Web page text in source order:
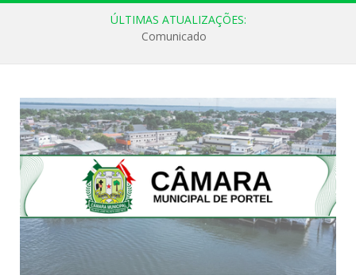
ÚLTIMAS ATUALIZAÇÕES:
Comunicado